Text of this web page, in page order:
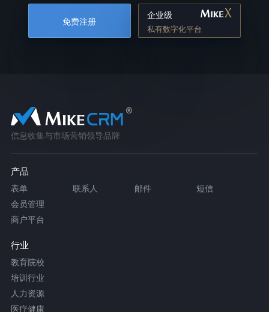
免费注册
企业级
私有数字化平台
信息收集与市场营销领导品牌
产品
表单 联系人 邮件
短信
会员管理
商户平台
行业
教育院校
培训行业
人力资源
医疗健康